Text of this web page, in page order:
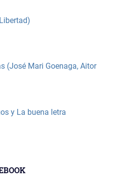
(José Mari Goenaga, Aitor
y La buena letra